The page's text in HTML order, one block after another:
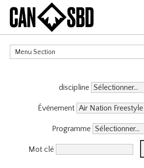
Menu Section
discipline
Événement
Programme
Mot clé